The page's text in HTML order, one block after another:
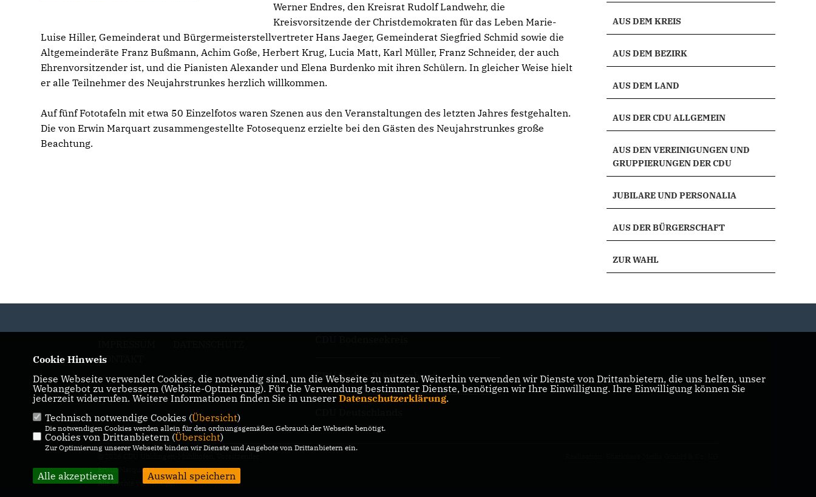
Werner Endres, den Kreisrat Rudolf Landwehr, die
Kreisvorsitzende der Christdemokraten für das Leben Marie-
Luise Hiller, Gemeinderat und Bürgermeisterstellvertreter Hans Jaeger, Gemeinderat Siegfried Schmid sowie die
Altgemeinderäte Franz Bußmann, Achim Goße, Herbert Krug, Lucia Matt, Karl Müller, Franz Schneider, der auch
Ehrenvorsitzender ist, und die Pianisten Alexander und Elena Burdenko mit ihren Schülern. In gleicher Weise hielt
er alle Teilnehmer des Neujahrstrunkes herzlich willkommen.
Auf fünf Fototafeln mit etwa 50 Einzelfotos waren Szenen aus den Veranstaltungen des letzten Jahres festgehalten.
Die von Erwin Marquart zusammengestellte Fotosequenz erzielte bei den Gästen des Neujahrstrunkes große
Beachtung.
AUS DEM KREIS
AUS DEM BEZIRK
AUS DEM LAND
AUS DER CDU ALLGEMEIN
AUS DEN VEREINIGUNGEN UND
GRUPPIERUNGEN DER CDU
JUBILARE UND PERSONALIA
AUS DER BÜRGERSCHAFT
ZUR WAHL
KONTAKT
CDU Baden-Württemberg
Erwin Marquart
Alle Rechte vorbehalten.
Cookie Hinweis
Diese Webseite verwendet Cookies, die notwendig sind, um die Webseite zu nutzen. Weiterhin verwenden wir Dienste von Drittanbietern, die uns helfen, unser
Webangebot zu verbessern (Website-Optmierung). Für die Verwendung bestimmter Dienste, benötigen wir Ihre Einwilligung. Ihre Einwilligung können Sie
jederzeit widerrufen. Weitere Informationen finden Sie in unserer Datenschutzerklärung.
Technisch notwendige Cookies (Übersicht)
Die notwendigen Cookies werden allein für den ordnungsgemäßen Gebrauch der Webseite benötigt.
Cookies von Drittanbietern (Übersicht)
Zur Optimierung unserer Webseite binden wir Dienste und Angebote von Drittanbietern ein.
Alle akzeptieren Auswahl speichern